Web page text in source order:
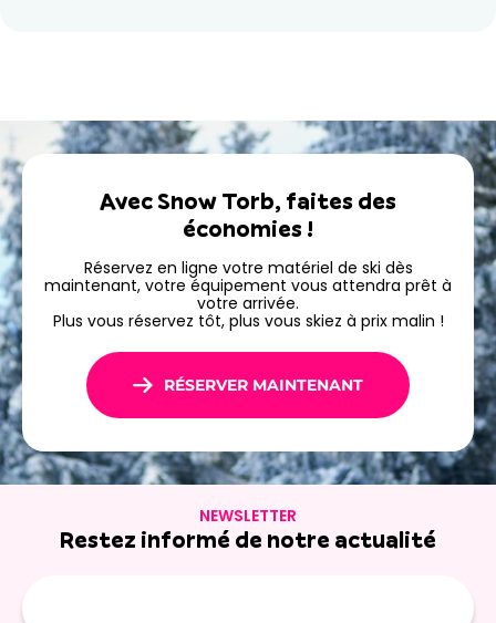
Avec Snow Torb, faites des
économies !
Réservez en ligne votre matériel de ski dès
maintenant, votre équipement vous attendra prêt à
votre arrivée.
Plus vous réservez tôt, plus vous skiez à prix malin !
RÉSERVER MAINTENANT
NEWSLETTER
Restez informé de notre actualité
mail